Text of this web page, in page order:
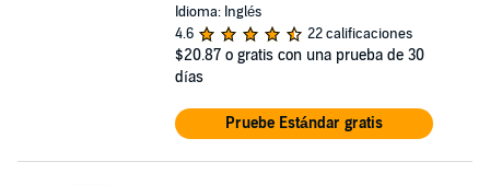
Idioma: Inglés
4.6
22 calificaciones
$20.87 o gratis con una prueba de 30
días
Pruebe Estándar gratis